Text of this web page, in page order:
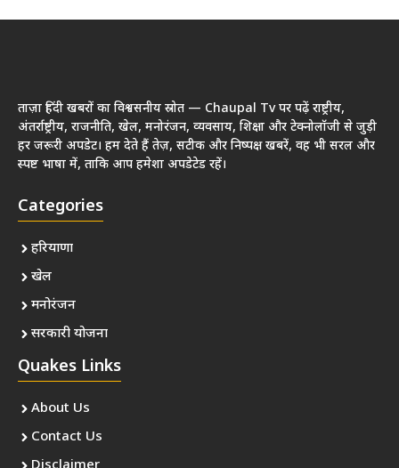
ताज़ा हिंदी खबरों का विश्वसनीय स्रोत — Chaupal Tv पर पढ़ें राष्ट्रीय,
अंतर्राष्ट्रीय, राजनीति, खेल, मनोरंजन, व्यवसाय, शिक्षा और टेक्नोलॉजी से जुड़ी
हर जरूरी अपडेट। हम देते हैं तेज़, सटीक और निष्पक्ष खबरें, वह भी सरल और
स्पष्ट भाषा में, ताकि आप हमेशा अपडेटेड रहें।
Categories
हरियाणा
खेल
मनोरंजन
सरकारी योजना
Quakes Links
About Us
Contact Us